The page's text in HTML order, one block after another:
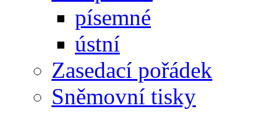
písemné
ústní
Zasedací pořádek
Sněmovní tisky